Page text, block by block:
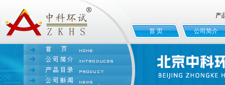
产
首 页 公司简介